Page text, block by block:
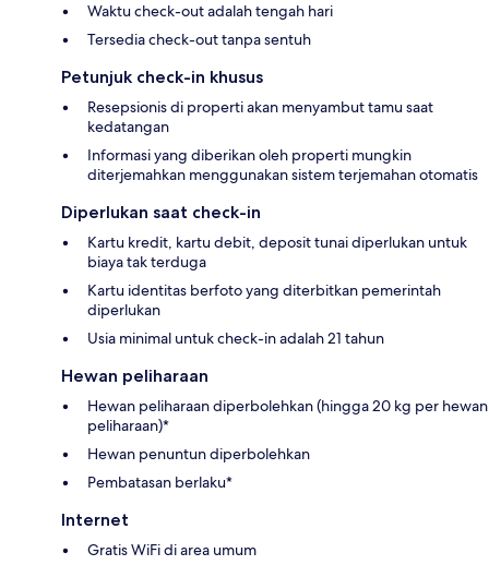
Waktu check-out adalah tengah hari
Tersedia check-out tanpa sentuh
Petunjuk check-in khusus
Resepsionis di properti akan menyambut tamu saat
kedatangan
Informasi yang diberikan oleh properti mungkin
diterjemahkan menggunakan sistem terjemahan otomatis
Diperlukan saat check-in
Kartu kredit, kartu debit, deposit tunai diperlukan untuk
biaya tak terduga
Kartu identitas berfoto yang diterbitkan pemerintah
diperlukan
Usia minimal untuk check-in adalah 21 tahun
Hewan peliharaan
Hewan peliharaan diperbolehkan (hingga 20 kg per hewan
peliharaan)*
Hewan penuntun diperbolehkan
Pembatasan berlaku*
Internet
Gratis WiFi di area umum